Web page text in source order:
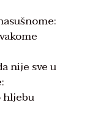
nije sve u
hljebu